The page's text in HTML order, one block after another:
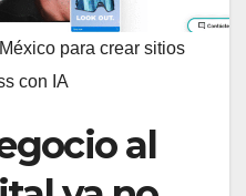
para crear sitios
con IA
al